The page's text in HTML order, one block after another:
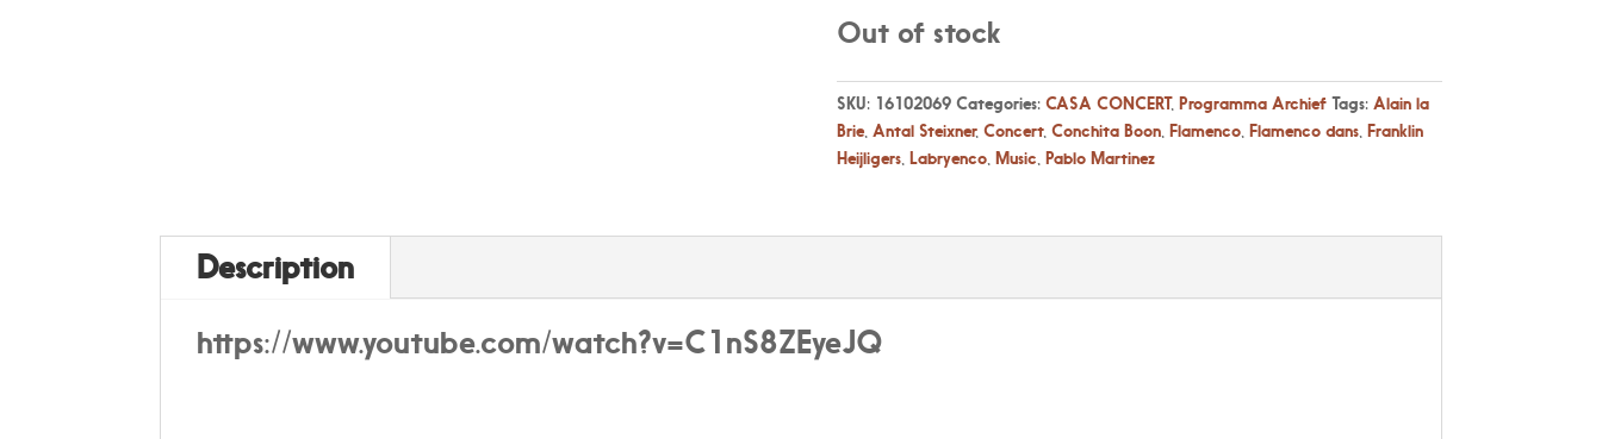
Out of stock
SKU: 16102069 Categories: CASA CONCERT, Programma Archief Tags: Alain la
Brie, Antal Steixner, Concert, Conchita Boon, Flamenco, Flamenco dans, Franklin
Heijligers, Labryenco, Music Pablo Martinez
Description
https://www.youtube.com/watch?v=C1nS8ZEyeJQ